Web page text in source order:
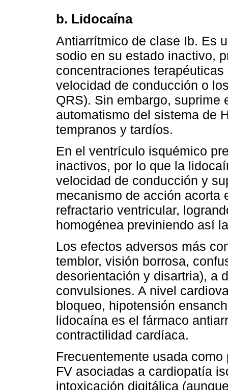
b. Lidocaína
Antiarrítmico de clase Ib. Es
sodio en su estado inactivo,
concentraciones
velocidad de conducción o
QRS). Sin embargo, suprime
automatismo del sistema de
tempranos y tardíos.
En el ventrículo isquémico
inactivos, por lo que la
velocidad de conducción y
mecanismo de acción acorta
refractario ventricular,
homogénea previniendo así
Los efectos adversos más
temblor, visión borrosa,
desorientación y disartria), a
convulsiones. A nivel
bloqueo, hipotensión
lidocaína es el fármaco
contractilidad cardíaca.
Frecuentemente usada
FV asociadas a cardiopatía
intoxicación digitálica